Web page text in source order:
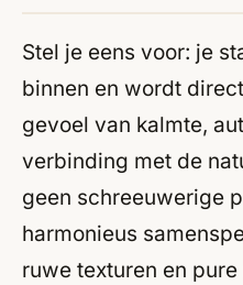
Stel je eens voor: je
binnen en wordt
gevoel van kalmte,
verbinding met de
geen schreeuwerige
harmonieus
ruwe texturen en